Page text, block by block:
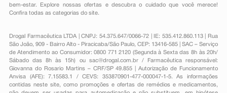
bem-estar. Explore nossas ofertas e descubra o cuidado que você merece!
Confira todas as categorias do site.
Drogal Farmacêutica LTDA | CNPJ: 54.375.647/0066-72 | IE: 535.412.860.113 | Rua
São João, 909 - Bairro Alto - Piracicaba/São Paulo, CEP: 13416-585 | SAC – Serviço
de Atendimento ao Consumidor: 0800 771 2120 (Segunda à Sexta das 8h às 20h/
Sábado das 8h às 15h) ou sac@drogal.com.br/ Farmacêutica responsável:
Giovanna do Rosario Martins – CRF/SP 49.855 | Autorização de Funcionamento
Anvisa (AFE): 7.15583.1 / CEVS: 353870901-477-000047-1-5. As informações
contidas neste site, como promoções e ofertas de remédios e medicamentos,